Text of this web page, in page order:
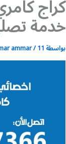
خدمة
بواسطة ammar/11 مايو، 2020